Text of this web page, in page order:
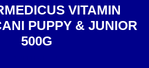
VITAMIN
PUPPY & JUNIOR
500G